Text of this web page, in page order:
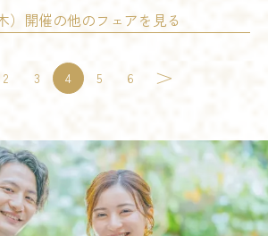
詳細を見る
予約する
13:00 - 13:30
17:00 - 17:30
19:00 - 19:30
詳細を見る
予約する
ディネート展示
婚礼アイテム展示
14:00 - 17:00
×満席
）開催の他のフェアを見る
2 3 4 5 6